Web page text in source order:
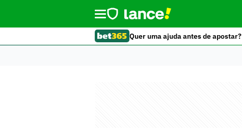
Quer uma ajuda antes de apostar?